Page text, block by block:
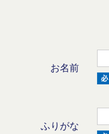
お名前
ふりがな